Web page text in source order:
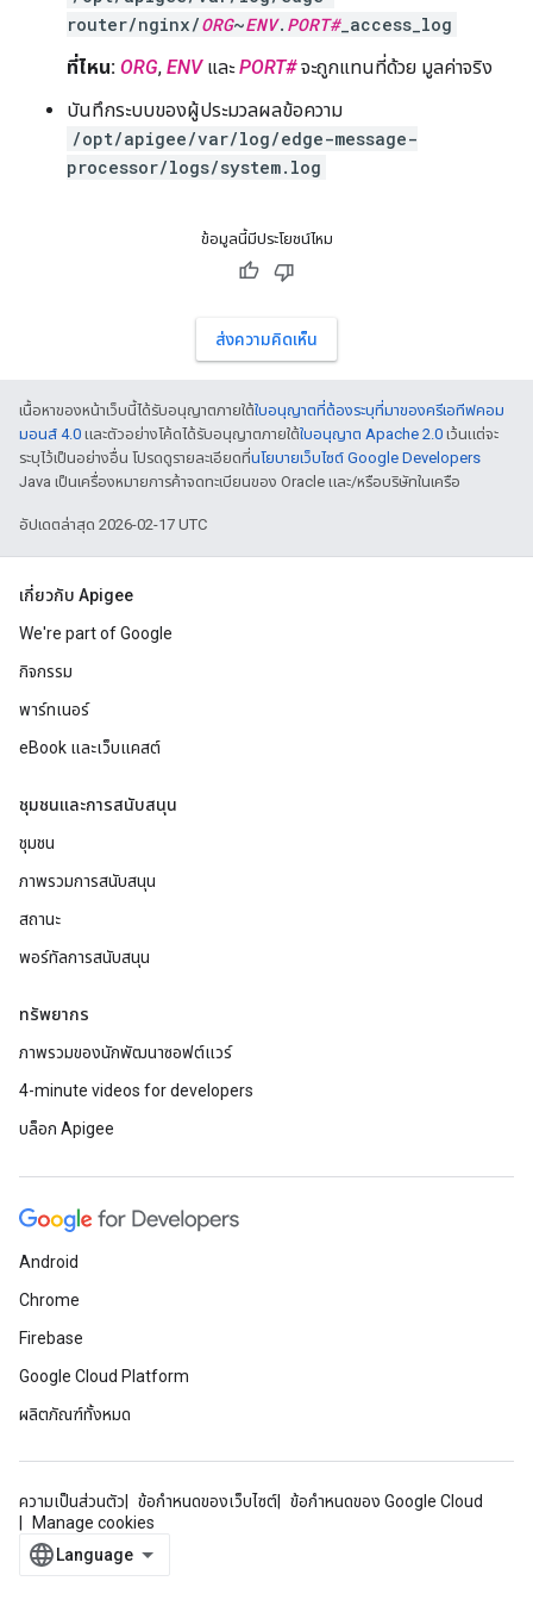
router/nginx/ORG~ENV. PORT#_access_log
ที่ไหน: ORG, ENVและPORT#จะถูกแทนที่ด้วย มูลค่าจริง
บันทึกระบบของผู้ประมวลผลข้อความ
/opt/apigee/var/log/edge-message-
processor/logs/system.log
ข้อมูลนี้มีประโยชน์ไหม
ส่งความคิดเห็น
เนื้อหาของหน้าเว็บนี้ได้รับอนุญาตภายใต้ใบอนุญาตที่ต้องระบุที่มาของครีเอทีฟคอม
มอนส์ 4.0 และตัวอย่างโค้ดได้รับอนุญาตภายใต้ใบอนุญาต Apache 2.0 เว้นแต่จะ
ระบุไว้เป็นอย่างอื่น โปรดดูรายละเอียดที่นโยบายเว็บไซต์ Google Developers
Java เป็นเครื่องหมายการค้าจดทะเบียนของ Oracle และ/หรือบริษัทในเครือ
อัปเดตล่าสุด 2026-02-17 UTC
เกี่ยวกับ Apigee
We're part of Google
กิจกรรม
พาร์ทเนอร์
eBook และเว็บแคสต์
ชุมชนและการสนับสนุน
ชุมชน
ภาพรวมการสนับสนุน
สถานะ
พอร์ทัลการสนับสนุน
ทรัพยากร
ภาพรวมของนักพัฒนาซอฟต์แวร์
4-minute videos for developers
บล็อก Apigee
Android
Chrome
Firebase
Google Cloud Platform
ผลิตภัณฑ์ทั้งหมด
ความเป็นส่วนตัว ข้อกำหนดของเว็บไซต์
ข้อกำหนดของ Google Cloud
Manage cookies